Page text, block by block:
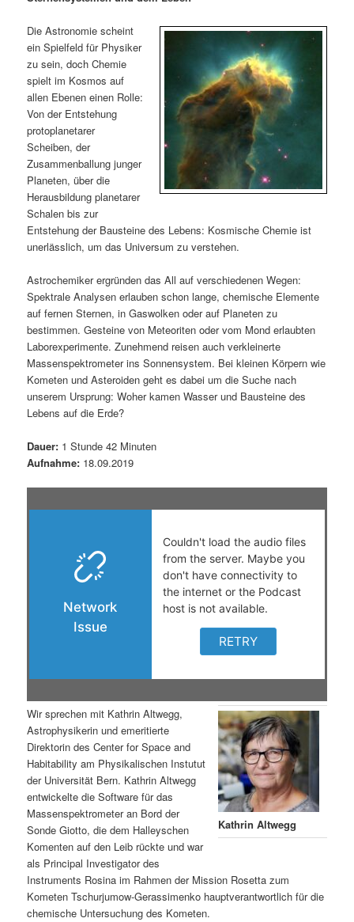
ä
r
e
n
I
n
h
l
t
s
p
r
n
n
d
ä
r
e
n
I
h
a
l
t
s
r
n
n
v
i
g
a
t
i
o
n
Die Astronomie scheint
ein Spielfeld für Physiker
zu sein, doch Chemie
spielt im Kosmos auf
allen Ebenen einen Rolle:
Von der Entstehung
protoplanetarer
Scheiben, der
Zusammenballung junger
Planeten, über die
Herausbildung planetarer
Schalen bis zur
Entstehung der Bausteine des Lebens: Kosmische Chemie ist
unerlässlich, um das Universum zu verstehen.
Astrochemiker ergründen das All auf verschiedenen Wegen:
Spektrale Analysen erlauben schon lange, chemische Elemente
auf fernen Sternen, in Gaswolken oder auf Planeten zu
bestimmen. Gesteine von Meteoriten oder vom Mond erlaubten
Laborexperimente. Zunehmend reisen auch verkleinerte
Massenspektrometer ins Sonnensystem. Bei kleinen Körpern wie
Kometen und Asteroiden geht es dabei um die Suche nach
unserem Ursprung: Woher kamen Wasser und Bausteine des
Lebens auf die Erde?
Dauer: 1 Stunde 42 Minuten
Aufnahme: 18.09.2019
Kathrin Altwegg
Wir sprechen mit Kathrin Altwegg,
Astrophysikerin und emeritierte
Direktorin des Center for Space and
Habitability am Physikalischen Instutut
der Universität Bern. Kathrin Altwegg
entwickelte die Software für das
Massenspektrometer an Bord der
Sonde Giotto, die dem Halleyschen
Komenten auf den Leib rückte und war
als Principal Investigator des
Instruments Rosina im Rahmen der Mission Rosetta zum
Kometen Tschurjumow-Gerassimenko hauptverantwortlich für die
chemische Untersuchung des Kometen.